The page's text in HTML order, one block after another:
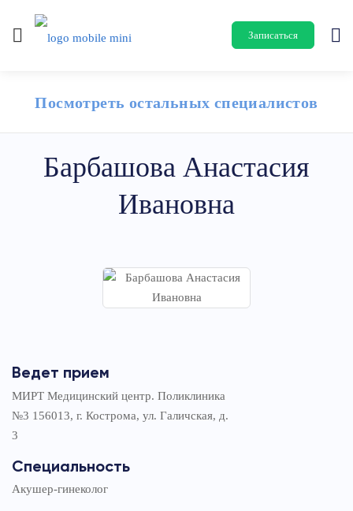
Записаться
Посмотреть остальных специалистов
Барбашова Анастасия
Ивановна
Ведет прием
МИРТ Медицинский центр. Поликлиника
№3 156013, г. Кострома, ул. Галичская, д.
3
Специальность
Акушер-гинеколог